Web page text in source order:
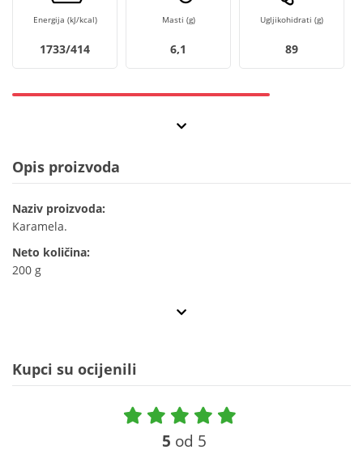
Energija (kJ/kcal)
1733/414
Masti (g)
6,1
Ugljikohidrati (g)
89
Opis proizvoda
Naziv proizvoda:
Karamela.
Neto količina:
200 g
Kupci su ocijenili
5 od 5